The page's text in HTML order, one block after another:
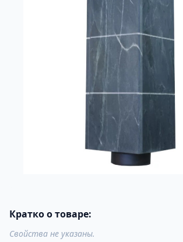
Кратко о товаре:
Свойства не указаны.